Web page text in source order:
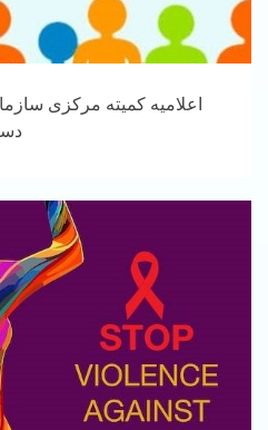
اعلامیه کمیته مرکزی